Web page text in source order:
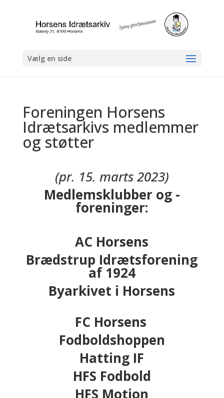
Vælg en side
Foreningen Horsens
Idrætsarkivs medlemmer
og støtter
(pr. 15. marts 2023)
Medlemsklubber og -
foreninger:
AC Horsens
Brædstrup Idrætsforening
af 1924
Byarkivet i Horsens
FC Horsens
Fodboldshoppen
Hatting IF
HFS Fodbold
HFS Motion